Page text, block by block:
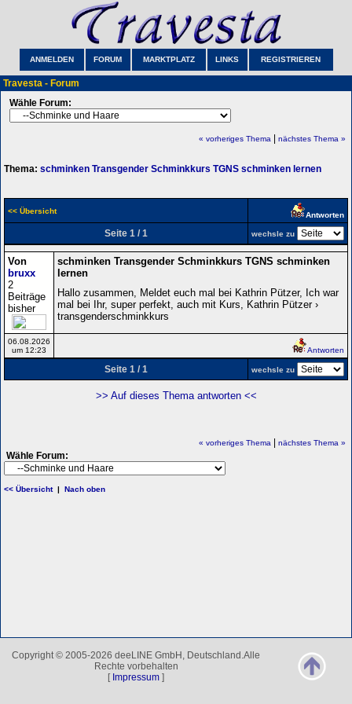
ANMELDEN FORUM MARKTPLATZ LINKS REGISTRIEREN
Travesta - Forum
Wähle Forum:
« vorheriges Thema nächstes Thema »
Thema: schminken Transgender Schminkkurs TGNS schminken lernen
<< Übersicht Antworten
Seite 1 / 1 wechsle zu
Von
bruxx
2
Beiträge
bisher
schminken Transgender Schminkkurs TGNS schminken
lernen
Hallo zusammen, Meldet euch mal bei Kathrin Pützer, Ich war
mal bei Ihr, super perfekt, auch mit Kurs, Kathrin Pützer ›
transgenderschminkkurs
06.08.2026
um 12:23
Antworten
Seite 1 / 1 wechsle zu
>> Auf dieses Thema antworten <<
« vorheriges Thema nächstes Thema »
Wähle Forum:
<< Übersicht| Nach oben
Copyright © 2005-2026 deeLINE GmbH, Deutschland.Alle
Rechte vorbehalten
[ Impressum ]